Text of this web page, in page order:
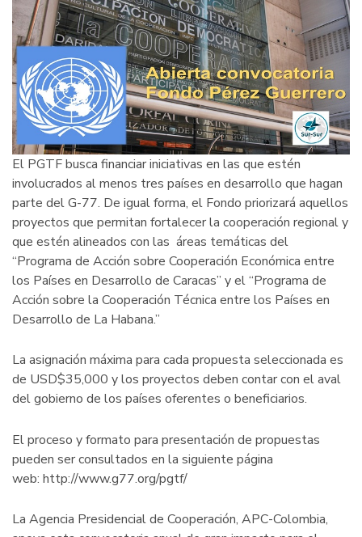
El PGTF busca financiar iniciativas en las que estén
involucrados al menos tres países en desarrollo que hagan
parte del G-77. De igual forma, el Fondo priorizará aquellos
proyectos que permitan fortalecer la cooperación regional y
que estén alineados con las áreas temáticas del
“Programa de Acción sobre Cooperación Económica entre
los Países en Desarrollo de Caracas” y el “Programa de
Acción sobre la Cooperación Técnica entre los Países en
Desarrollo de La Habana.”
La asignación máxima para cada propuesta seleccionada es
de USD$35,000 y los proyectos deben contar con el aval
del gobierno de los países oferentes o beneficiarios.
El proceso y formato para presentación de propuestas
pueden ser consultados en la siguiente página
web: http://www.g77.org/pgtf/
La Agencia Presidencial de Cooperación, APC-Colombia,